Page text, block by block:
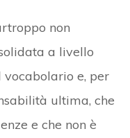
non
a livello
e, per
ultima, che
e che non è